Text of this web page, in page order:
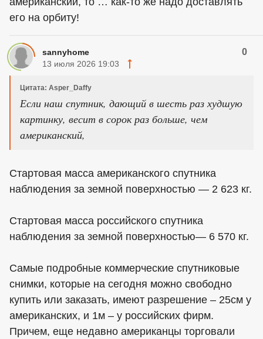
его на орбиту!
sannyhome 0
13 июля 2026 19:03
Цитата: Asper_Daffy
Если наш спутник, дающий в шесть раз худшую
картинку, весит в сорок раз больше, чем
американский,
Стартовая масса американского спутника
наблюдения за земной поверхностью — 2 623 кг.
Стартовая масса российского спутника
наблюдения за земной поверхностью— 6 570 кг.
Самые подробные коммерческие спутниковые
снимки, которые на сегодня можно свободно
купить или заказать, имеют разрешение – 25см у
американских, и 1м – у российских фирм.
Причем, еще недавно американцы торговали